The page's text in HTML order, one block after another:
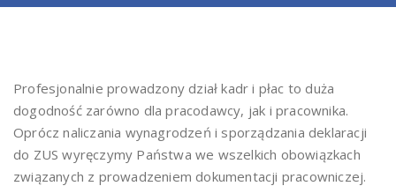
Profesjonalnie prowadzony dział kadr i płac to duża
dogodność zarówno dla pracodawcy, jak i pracownika.
Oprócz naliczania wynagrodzeń i sporządzania deklaracji
do ZUS wyręczymy Państwa we wszelkich obowiązkach
związanych z prowadzeniem dokumentacji pracowniczej.